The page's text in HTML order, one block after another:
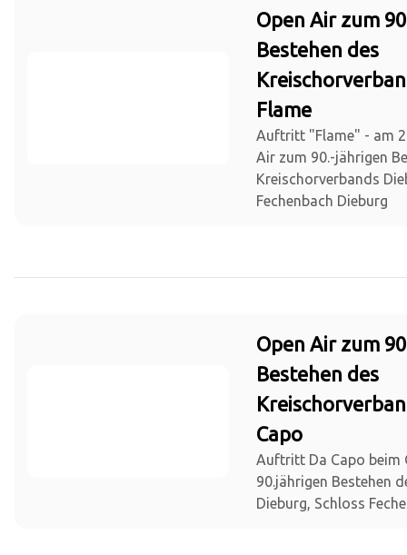
Open Air zum
Bestehen des
Flame
Auftritt "Flame" - am
Air zum 90.-jährigen
Kreischorverbands
Fechenbach Dieburg
Open Air zum
Bestehen des
Capo
Auftritt Da Capo beim
90.jährigen Bestehen
Dieburg, Schloss